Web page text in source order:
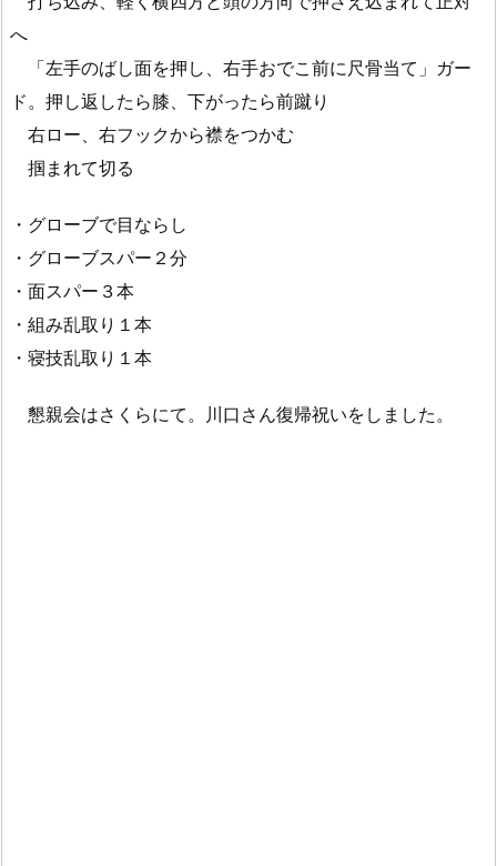
へ
「左手のばし面を押し、右手おでこ前に尺骨当て」ガー
ド。押し返したら膝、下がったら前蹴り
右ロー、右フックから襟をつかむ
掴まれて切る
・グローブで目ならし
・グローブスパー２分
・面スパー３本
・組み乱取り１本
・寝技乱取り１本
懇親会はさくらにて。川口さん復帰祝いをしました。